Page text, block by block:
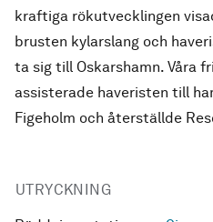
kraftiga rökutvecklingen
brusten kylarslang och
ta sig till Oskarshamn. Våra
assisterade haveristen till
Figeholm och återställde
UTRYCKNING